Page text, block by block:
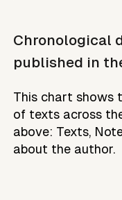
Chronological
published in
This chart shows
of texts across
above: Texts,
about the author.